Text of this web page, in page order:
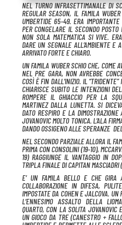
NEL TURNO INFRASETTIMANALE DI
REGULAR SEASON, IL FAMILA
UMBERTIDE 65-49. ERA
PER CONGELARE IL SECONDO
NON SOLA MATEMATICA SI VIVE.
DARE UN SEGNALE ALL’AMBIENTE
ARRIVATO FORTE E CHIARO.
UN FAMILA WUBER SCHIO CHE, COME
NEL PRE GARA, NON AVREBBE
COSÌ È FIN DALL’INIZIO. IL
CHIARISCE SUBITO LE INTENZIONI
ROMPERE IL GHIACCIO PER LA
MARTINEZ DALLA LUNETTA. SI
DATO RESPIRO E LA DIMOSTRAZIONE
JOVANOVIC MOLTO TONICA. L’ALA
DANDO OSSIGENO ALLE SPERANZE
NEL SECONDO PARZIALE ALLORA IL
PRIMA CON CONSOLINI (19-10),
19) RAGGIUNGE IL VANTAGGIO IN
TRIPLA FINALE DI CAPITAN
E’ UN FAMILA BELLO E CHE GIRA
COLLABORAZIONE IN DIFESA,
IMPOSTATE DA COHEN E JALCOVA. UN
L’ENNESIMO ASSALTO DELLA
QUARTO, CON LA SOLITA
UN GIOCO DA TRE (CANESTRO +